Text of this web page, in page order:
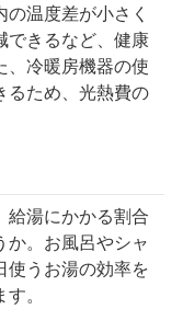
温度差が小さく
できるなど、健康
、冷暖房機器の使
るため、光熱費の
給湯にかかる割合
か。お風呂やシャ
使うお湯の効率を
。